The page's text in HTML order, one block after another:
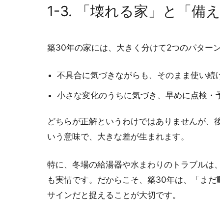
1-3. 「壊れる家」と「備
築30年の家には、大きく分けて2つのパター
不具合に気づきながらも、そのまま使い続
小さな変化のうちに気づき、早めに点検
どちらが正解というわけではありませんが
いう意味で、大きな差が生まれます。
特に、冬場の給湯器や水まわりのトラブルは
も実情です。だからこそ、築30年は、「ま
サインだと捉えることが大切です。